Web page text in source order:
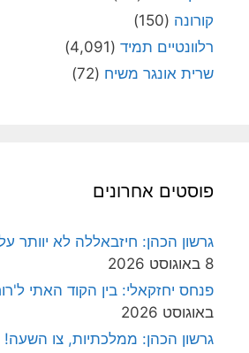
קורונה (150)
רלוונטיים תמיד (4,091)
שרית אונגר משיח (72)
פוסטים אחרונים
גרשון הכהן: חיזבאללה לא יוותר
8 באוגוסט 2026
פנחס יחזקאלי: בין הקוד האתי
באוגוסט 2026
גרשון הכהן: ממלכתיות, צו השעה!